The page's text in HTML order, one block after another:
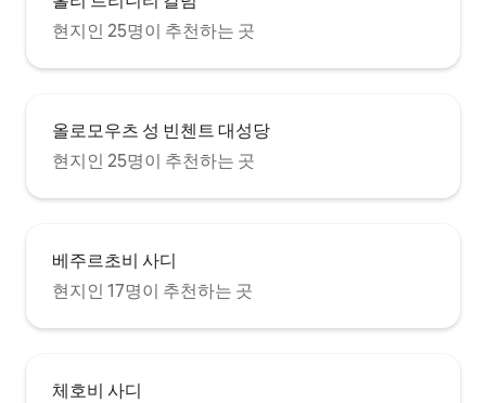
현지인 25명이 추천하는 곳
올로모우츠 성 빈첸트 대성당
현지인 25명이 추천하는 곳
베주르초비 사디
현지인 17명이 추천하는 곳
체호비 사디